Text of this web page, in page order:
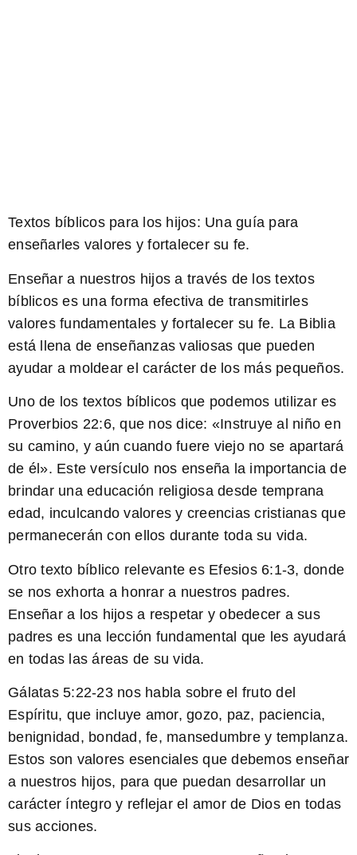
Textos bíblicos para los hijos: Una guía para
enseñarles valores y fortalecer su fe.
Enseñar a nuestros hijos a través de lostextos
bíblicos es una forma efectiva de transmitirles
valoresfundamentales y fortalecer su fe. La Biblia
está llena de enseñanzas valiosas que pueden
ayudar a moldear el carácter de los más pequeños.
Uno de los textos bíblicos que podemos utilizar es
Proverbios 22:6, que nos dice: «Instruye al niño en
su camino, y aún cuando fuere viejo no se apartará
de él». Este versículo nos enseña la importancia de
brindar una educación religiosadesde temprana
edad, inculcando valores y creencias cristianas que
permanecerán con ellos durante toda su vida.
Otrotexto bíblico relevante es Efesios 6:1-3, donde
se nos exhorta a honrar a nuestros padres.
Enseñar a los hijos a respetar y obedecer a sus
padres es una lección fundamental que les ayudará
en todas las áreas de su vida.
Gálatas 5:22-23 nos habla sobre el fruto del
Espíritu, que incluye amor, gozo, paz, paciencia,
benignidad, bondad, fe, mansedumbre y templanza.
Estos son valores esenciales que debemos enseñar
a nuestros hijos, para que puedan desarrollar un
carácter íntegro y reflejar el amor de Dios en todas
sus acciones.